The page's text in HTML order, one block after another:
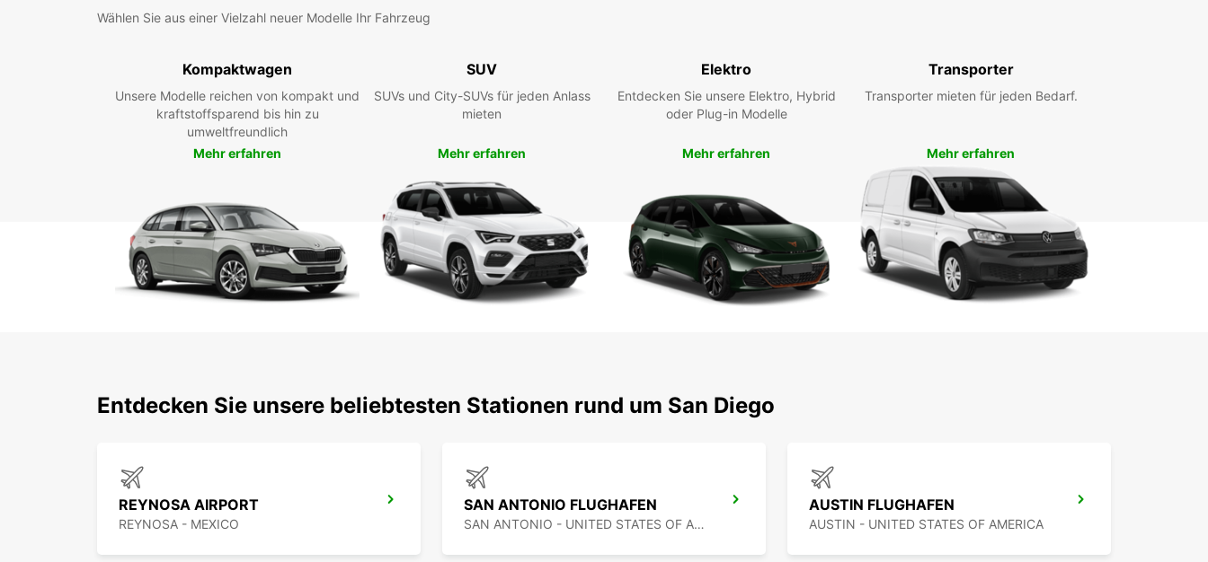
Sie die Freiheit und Flexibilität, die Ihnen ein Mietwagen
bietet. Wir freuen uns darauf, Sie bald bei uns
begrüßen zu dürfen!
Wählen Sie aus einer Vielzahl neuer Modelle Ihr Fahrzeug
Kompaktwagen
Unsere Modelle reichen von kompakt und
kraftstoffsparend bis hin zu
umweltfreundlich
Mehr erfahren
SUV
SUVs und City-SUVs für jeden Anlass
mieten
Mehr erfahren
Elektro
Entdecken Sie unsere Elektro, Hybrid
oder Plug-in Modelle
Mehr erfahren
Transporter
Transporter mieten für jeden Bedarf.
Mehr erfahren
Entdecken Sie unsere beliebtesten Stationen rund um San Diego
REYNOSA AIRPORT
REYNOSA - MEXICO
SAN ANTONIO FLUGHAFEN
SAN ANTONIO - UNITED STATES OF AMERICA
AUSTIN FLUGHAFEN
AUSTIN - UNITED STATES OF AMERICA